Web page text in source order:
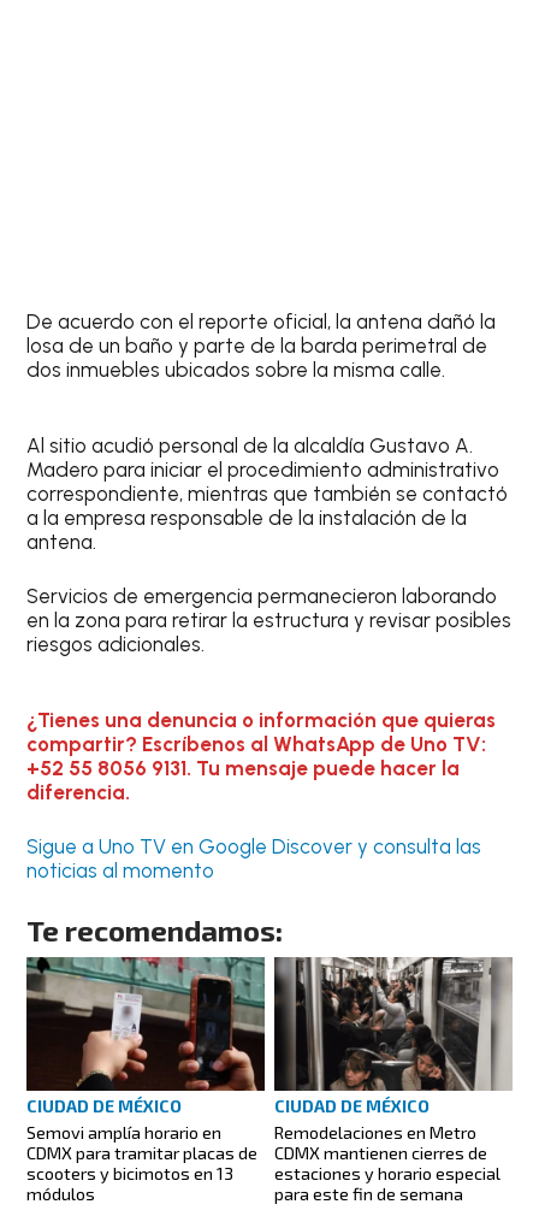
De acuerdo con el reporte oficial, la antena dañó la
losa de un baño y parte de la barda perimetral de
dos inmuebles ubicados sobre la misma calle.
Al sitio acudió personal de la alcaldía Gustavo A.
Madero para iniciar el procedimiento administrativo
correspondiente, mientras que también se contactó
a la empresa responsable de la instalación de la
antena.
Servicios de emergencia permanecieron laborando
en la zona para retirar la estructura y revisar posibles
riesgos adicionales.
¿Tienes una denuncia o información que quieras
compartir? Escríbenos al WhatsApp de Uno TV:
+52 55 8056 9131. Tu mensaje puede hacer la
diferencia.
Sigue a Uno TV en Google Discover y consulta las
noticias al momento
Te recomendamos:
CIUDAD DE MÉXICO
Semovi amplía horario en
CDMX para tramitar placas de
scooters y bicimotos en 13
módulos
CIUDAD DE MÉXICO
Remodelaciones en Metro
CDMX mantienen cierres de
estaciones y horario especial
para este fin de semana